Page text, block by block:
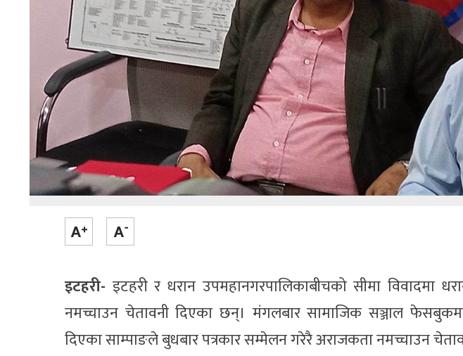
इटहरी- इटहरी र धरान उपमहानगरपालिकाबीचको सीमा विवादमा
नमच्चाउन चेतावनी दिएका छन्। मंगलबार सामाजिक सञ्जाल
दिएका साम्पाङले बुधबार पत्रकार सम्मेलन गरेरै अराजकता नमच्चाउन